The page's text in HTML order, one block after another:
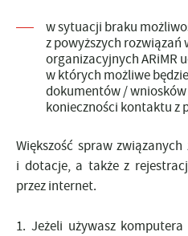
w sytuacji braku
z powyższych
organizacyjnych ARiMR
w których możliwe
dokumentów /
konieczności kontaktu z
Większość spraw
i dotacje, a także z
przez internet.
1. Jeżeli używasz